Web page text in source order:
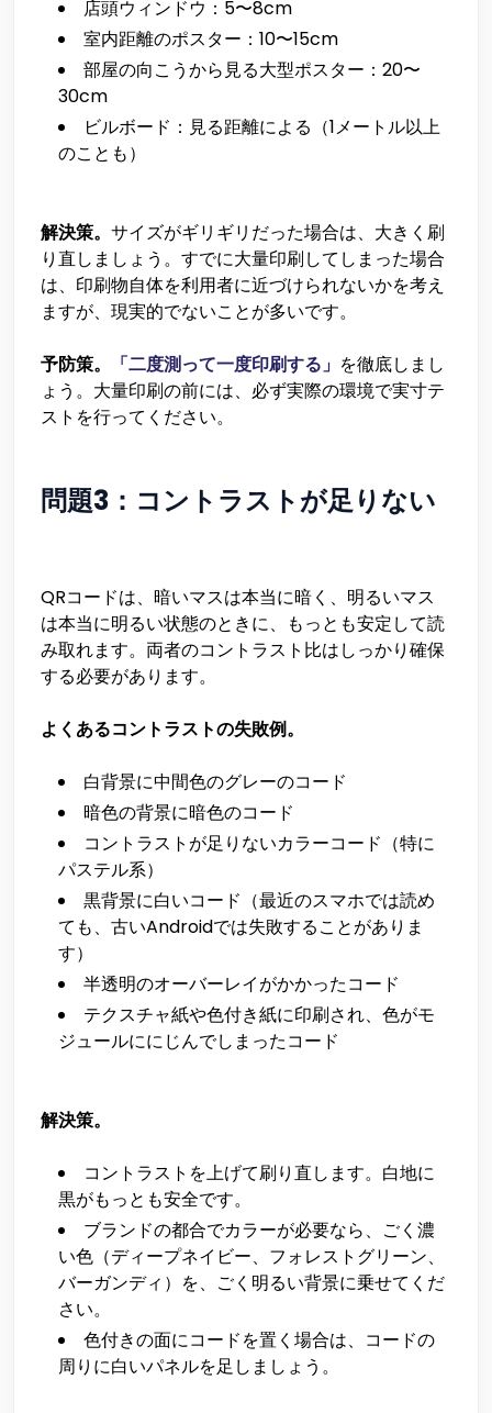
店頭ウィンドウ：5〜8cm
室内距離のポスター：10〜15cm
部屋の向こうから見る大型ポスター：20〜
30cm
ビルボード：見る距離による（1メートル以上
のことも）
解決策。 サイズがギリギリだった場合は、大きく刷
り直しましょう。すでに大量印刷してしまった場合
は、印刷物自体を利用者に近づけられないかを考え
ますが、現実的でないことが多いです。
予防策。 「二度測って一度印刷する」 を徹底しまし
ょう。大量印刷の前には、必ず実際の環境で実寸テ
ストを行ってください。
問題3：コントラストが足りない
QRコードは、暗いマスは本当に暗く、明るいマス
は本当に明るい状態のときに、もっとも安定して読
み取れます。両者のコントラスト比はしっかり確保
する必要があります。
よくあるコントラストの失敗例。
白背景に中間色のグレーのコード
暗色の背景に暗色のコード
コントラストが足りないカラーコード（特に
パステル系）
黒背景に白いコード（最近のスマホでは読め
ても、古いAndroidでは失敗することがありま
す）
半透明のオーバーレイがかかったコード
テクスチャ紙や色付き紙に印刷され、色がモ
ジュールににじんでしまったコード
解決策。
コントラストを上げて刷り直します。白地に
黒がもっとも安全です。
ブランドの都合でカラーが必要なら、ごく濃
い色（ディープネイビー、フォレストグリーン、
バーガンディ）を、ごく明るい背景に乗せてくだ
さい。
色付きの面にコードを置く場合は、コードの
周りに白いパネルを足しましょう。